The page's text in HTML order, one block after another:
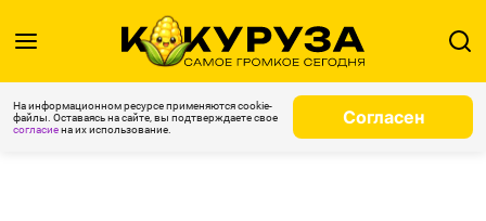
На информационном ресурсе применяются cookie-
файлы. Оставаясь на сайте, вы подтверждаете свое
согласиена их использование.
Согласен